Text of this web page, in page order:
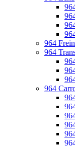
964 Frein
964
964